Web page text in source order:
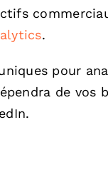
.
pour
de vos